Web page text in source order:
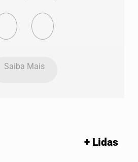
Saiba Mais
+ Lidas